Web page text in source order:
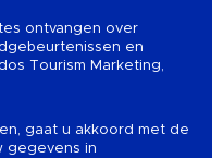
ontvangen over
en
Tourism Marketing,
gaat u akkoord met de
gegevens in